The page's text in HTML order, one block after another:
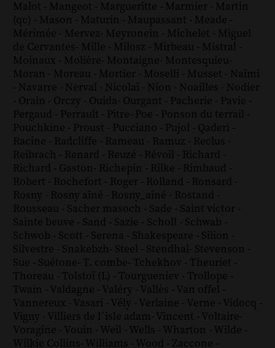
Malot - Mangeot - Margueritte - Marmier - Martin
(qc) - Mason - Maturin - Maupassant - Meade -
Mérimée - Mervez- Meyronein - Michelet - Miguel
de Cervantes- Mille - Milosz - Mirbeau - Mistral -
Moinaux - Molière- Montaigne- Montesquieu-
Moran - Moreau - Mortier - Moselli - Musset - Naïmi
- Navarre - Nerval - Nicolaï - Nion - Noailles - Nodier
- Orain - Orczy - Ouida- Ourgant - Pacherie - Pavie -
Pergaud - Perrault - Pitre- Poe - Ponson du terrail -
Pouchkine - Proust - Pucciano - Pujol - Qaderi -
Racine - Radcliffe - Rameau - Ramuz - Reclus -
Reibrach - Renard - Reuzé - Révoil - Richard -
Richard - Gaston- Richepin - Rilke - Rimbaud -
Robert - Rochefort - Roger - Rolland - Ronsard -
Rosny - Rosny aîné - Rosny_aîné - Rostand -
Rousseau - Sacher masoch - Sade - Saint victor -
Sainte beuve - Sand - Sazie - Scholl - Schwab -
Schwob - Scott - Serena - Shakespeare - Silion -
Silvestre - Snakebzh- Steel - Stendhal- Stevenson -
Sue - Suétone- T. combe- Tchekhov - Theuriet -
Thoreau - Tolstoï (L) - Tourgueniev - Trollope -
Twain - Valdagne - Valéry - Vallès - Van offel -
Vannereux - Vasari - Vély - Verlaine - Verne - Vidocq -
Vigny - Villiers de l´isle adam- Vincent - Voltaire-
Voragine - Vouin - Weil - Wells - Wharton - Wilde -
Wilkie Collins- Williams - Wood - Zaccone -